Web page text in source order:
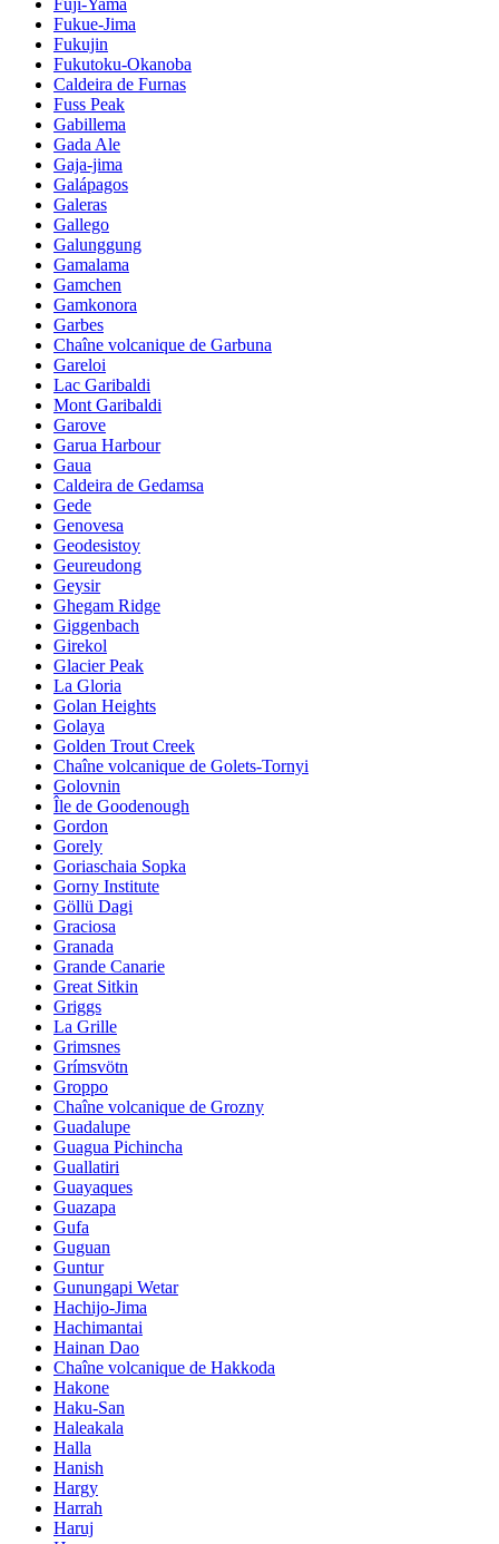
Fukue-Jima
Fukujin
Fukutoku-Okanoba
Caldeira de Furnas
Fuss Peak
Gabillema
Gada Ale
Gaja-jima
Galápagos
Galeras
Gallego
Galunggung
Gamalama
Gamchen
Gamkonora
Garbes
Chaîne volcanique de Garbuna
Gareloi
Lac Garibaldi
Mont Garibaldi
Garove
Garua Harbour
Gaua
Caldeira de Gedamsa
Gede
Genovesa
Geodesistoy
Geureudong
Geysir
Ghegam Ridge
Giggenbach
Girekol
Glacier Peak
La Gloria
Golan Heights
Golaya
Golden Trout Creek
Chaîne volcanique de Golets-Tornyi
Golovnin
Île de Goodenough
Gordon
Gorely
Goriaschaia Sopka
Gorny Institute
Göllü Dagi
Graciosa
Granada
Grande Canarie
Great Sitkin
Griggs
La Grille
Grimsnes
Grímsvötn
Groppo
Chaîne volcanique de Grozny
Guadalupe
Guagua Pichincha
Guallatiri
Guayaques
Guazapa
Gufa
Guguan
Guntur
Gunungapi Wetar
Hachijo-Jima
Hachimantai
Hainan Dao
Chaîne volcanique de Hakkoda
Hakone
Haku-San
Haleakala
Halla
Hanish
Hargy
Harrah
Haruj